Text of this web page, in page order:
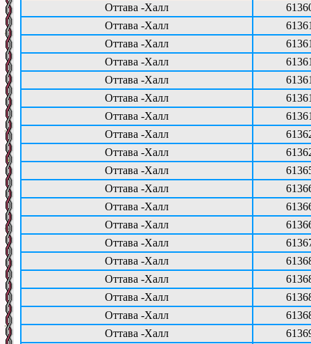
Оттава -Халл
Оттава -Халл
Оттава -Халл
Оттава -Халл
Оттава -Халл
Оттава -Халл
Оттава -Халл
Оттава -Халл
Оттава -Халл
Оттава -Халл
Оттава -Халл
Оттава -Халл
Оттава -Халл
Оттава -Халл
Оттава -Халл
Оттава -Халл
Оттава -Халл
Оттава -Халл
Оттава -Халл